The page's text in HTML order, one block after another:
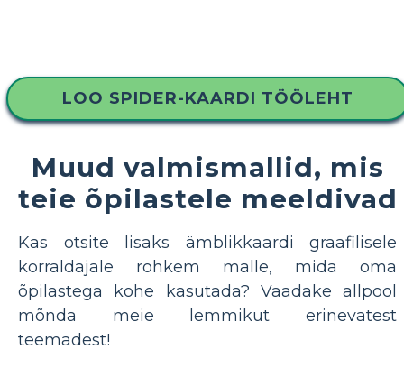
LOO SPIDER-KAARDI TÖÖLEHT
Muud valmismallid, mis
teie õpilastele meeldivad
Kas otsite lisaks ämblikkaardi graafilisele
korraldajale rohkem malle, mida oma
õpilastega kohe kasutada? Vaadake allpool
mõnda meie lemmikut erinevatest
teemadest!